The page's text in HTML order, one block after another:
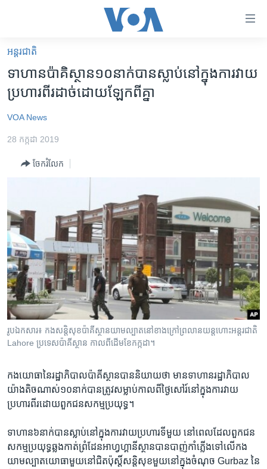
គេហទំព័រ​
ទាក់ទង
និង​
ទំព័រ​
និង​
ចូល​
ទៅ​
ទំព័រ​
រចនា
សម្ព័ន្ធ​
រំលង​
និង​
ទៅ​
ស្វែង​
ហេឡូវីអូអេ
កម្ពុជាច្នៃប្រតិដ្ឋ
ទូរទស្សន៍ / វីដេអូ​
វិទ្យុ / ផតខាសថ៍
កម្មវិធីទាំងអស់
Khmer English
បណ្តាញ​សង្គម
ភាសា
អន្តរជាតិ
ទាហាន​ប៉ាគិស្ថាន​១០​នាក់​បាន​ស្លាប់​នៅ​ក្នុង​ការ​វាយ​
ប្រហារ​ពីរ​ដាច់​ដោយ​ឡែក​ពីគ្នា
VOA News
28 កក្កដា 2019
ចែករំលែក
រូបឯកសារ៖ កង​សន្តិសុខ​ប៉ាគីស្ថាន​យាម​ល្បាត​នៅ​ខាង​ក្រៅ​ព្រលាន​យន្ត​ហោះ​អន្តរជាតិ
Lahore ប្រទេស​​ប៉ាគីស្ថាន កាល​ពី​ដើម​ខែ​កក្កដា។
កង​យោធា​នៃរដ្ឋាភិបាល​ប៉ាគីស្ថាន​បាន​និយាយ​ថា​ មាន​ទាហានរដ្ឋាភិបាល​
យ៉ាង​តិច​ណាស់​១០​នាក់​បាន​ត្រូវ​សម្លាប់​កាល​ពី​ថ្ងៃ​សៅរ៍​នៅ​ក្នុង​ការ​វាយ​
ប្រហារ​ពីរ​ដោយ​ពួក​ជន​សកម្ម​ប្រយុទ្ធ។
ទាហាន​៦​នាក់​បាន​ស្លាប់​នៅ​ក្នុង​ការ​វាយ​ប្រហារ​ទី​មួយ​ នៅ​ពេល​ដែល​ពួក​ជន​
សកម្ម​ប្រយុទ្ធ​ឆ្លង​កាត់​ព្រំ​ដែន​អាហ្វហ្គានីស្ថាន​បានបាញ់​កាំភ្លើង​ទៅ​លើ​កង​
យាម​ល្បាត​យោធា​មួយ​នៅ​ជិត​ប៉ុស្តិ៍​សន្តិសុខ​មួយ​នៅ​ក្នុង​ចំណុច​ Gurbaz ​នៃ​